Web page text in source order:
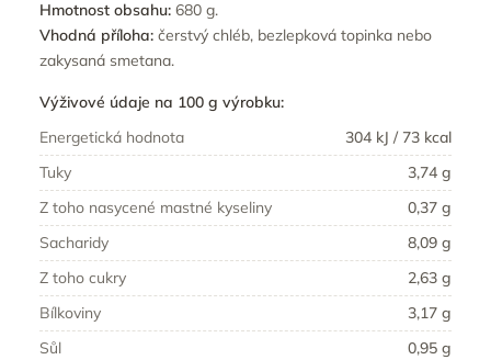
Hmotnost obsahu: 680 g.
Vhodná příloha: čerstvý chléb, bezlepková topinka nebo
zakysaná smetana.
Výživové údaje na 100 g výrobku:
Energetická hodnota
304 kJ / 73 kcal
Tuky
3,74 g
Z toho nasycené mastné kyseliny
0,37 g
Sacharidy
8,09 g
Z toho cukry
2,63 g
Bílkoviny
3,17 g
Sůl
0,95 g